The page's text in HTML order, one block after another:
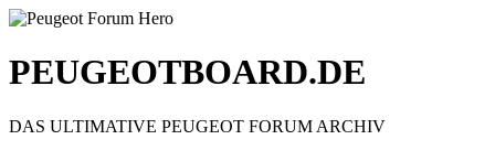
PEUGEOTBOARD.DE
DAS ULTIMATIVE PEUGEOT FORUM ARCHIV